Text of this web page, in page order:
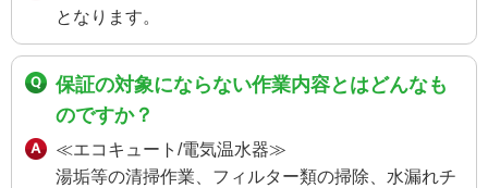
となります。
保証の対象にならない作業内容とはどんなも
のですか？
≪エコキュート/電気温水器≫
湯垢等の清掃作業、フィルター類の掃除、水漏れチ